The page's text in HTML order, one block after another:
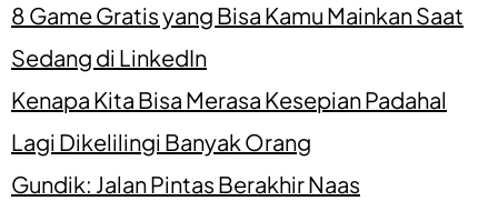
8 Game Gratis yang Bisa Kamu Mainkan Saat
Sedang di LinkedIn
Kenapa Kita Bisa Merasa Kesepian Padahal
Lagi Dikelilingi Banyak Orang
Gundik: Jalan Pintas Berakhir Naas